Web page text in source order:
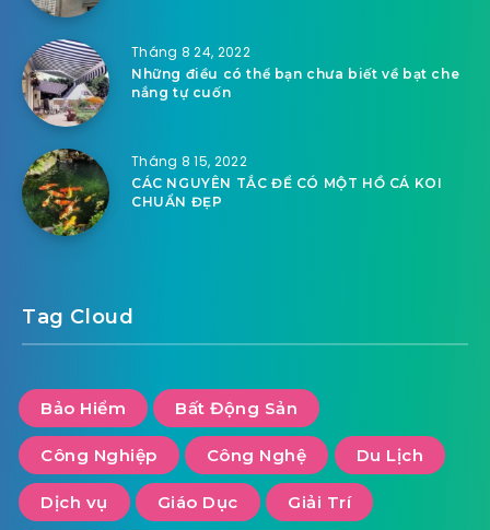
Tháng 8 24, 2022
Những điều có thể bạn chưa biết về bạt che
nắng tự cuốn
Tháng 8 15, 2022
CÁC NGUYÊN TẮC ĐỂ CÓ MỘT HỒ CÁ KOI
CHUẨN ĐẸP
Tag Cloud
Bảo Hiểm Bất Động Sản
Công Nghiệp Công Nghệ Du Lịch
Dịch vụ Giáo Dục Giải Trí